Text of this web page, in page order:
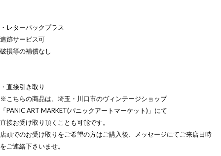
・レターパックプラス
追跡サービス可
破損等の補償なし
・直接引き取り
※こちらの商品は、埼玉・川口市のヴィンテージショップ
「PANIC ART MARKET(パニックアートマーケット)」にて
直接お受け取り頂くことも可能です。
店頭でのお受け取りをご希望の方はご購入後、メッセージにてご来店日時
をご連絡下さいませ。